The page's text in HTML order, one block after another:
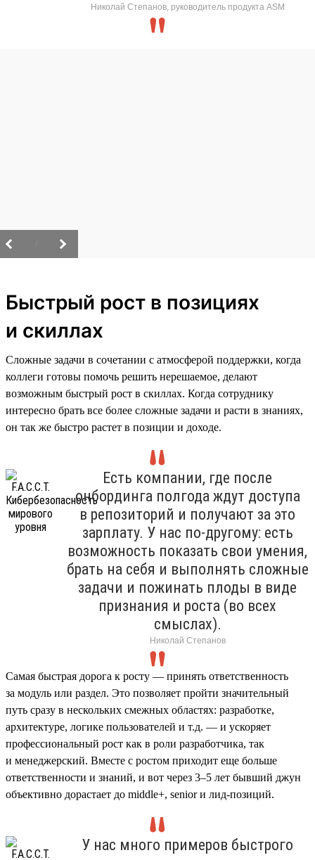
Николай Степанов, руководитель продукта ASM
Быстрый рост в позициях
и скиллах
Сложные задачи в сочетании с атмосферой поддержки, когда
коллеги готовы помочь решить нерешаемое, делают
возможным быстрый рост в скиллах. Когда сотруднику
интересно брать все более сложные задачи и расти в знаниях,
он так же быстро растет в позиции и доходе.
Есть компании, где после
онбординга полгода ждут доступа
в репозиторий и получают за это
зарплату. У нас по-другому: есть
возможность показать свои умения,
брать на себя и выполнять сложные
задачи и пожинать плоды в виде
признания и роста (во всех
смыслах).
Николай Степанов
Самая быстрая дорога к росту — принять ответственность
за модуль или раздел. Это позволяет пройти значительный
путь сразу в нескольких смежных областях: разработке,
архитектуре, логике пользователей и т.д. — и ускоряет
профессиональный рост как в роли разработчика, так
и менеджерский. Вместе с ростом приходит еще больше
ответственности и знаний, и вот через 3–5 лет бывший джун
объективно дорастает до middle+, senior и лид-позиций.
У нас много примеров быстрого